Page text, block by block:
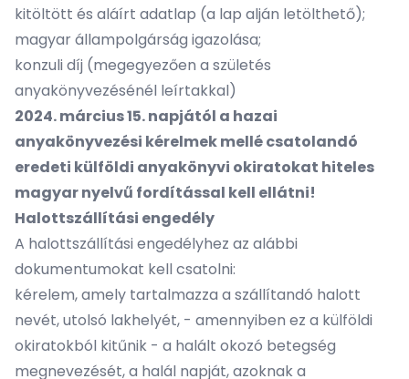
kitöltött és aláírt adatlap (a lap alján letölthető);
magyar állampolgárság igazolása;
konzuli díj (megegyezően a születés
anyakönyvezésénél leírtakkal)
2024. március 15. napjától a hazai
anyakönyvezési kérelmek mellé csatolandó
eredeti külföldi anyakönyvi okiratokat hiteles
magyar nyelvű fordítással kell ellátni!
Halottszállítási engedély
A halottszállítási engedélyhez az alábbi
dokumentumokat kell csatolni:
kérelem, amely tartalmazza a szállítandó halott
nevét, utolsó lakhelyét, - amennyiben ez a külföldi
okiratokból kitűnik - a halált okozó betegség
megnevezését, a halál napját, azoknak a